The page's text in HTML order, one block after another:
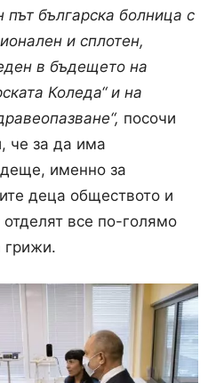
българска болница с
и сплотен,
в бъдещето на
Коледа“ и на
посочи
че за да има
именно за
деца обществото и
все по-голямо
грижи.